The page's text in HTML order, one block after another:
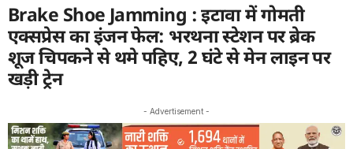
Brake Shoe Jamming : इटावा में गोमती
एक्सप्रेस का इंजन फेल: भरथना स्टेशन पर ब्रेक
शूज चिपकने से थमे पहिए, 2 घंटे से मेन लाइन पर
खड़ी ट्रेन
- Advertisement -